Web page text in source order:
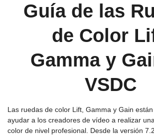
Guía de las
de Color
Gamma y
VSDC
Las ruedas de color Lift, Gamma y Gain
ayudar a los creadores de vídeo a realizar
color de nivel profesional. Desde la versión